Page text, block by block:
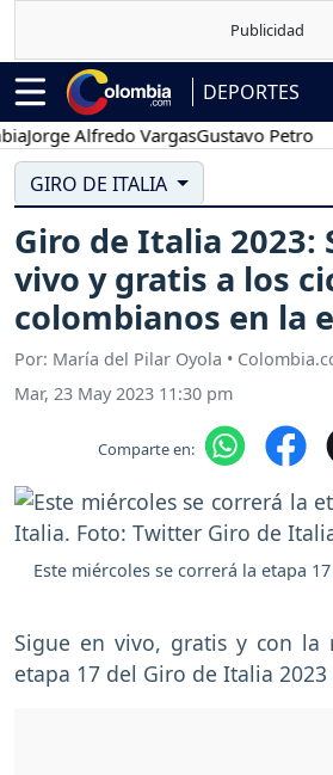
DEPORTES
Alfredo VargasGustavo Petro
GIRO DE ITALIA
Giro de Italia 2023:
vivo y gratis a los
colombianos en la
Por: María del Pilar Oyola •
Mar, 23 May 2023 11:30 pm
Comparte en:
Este miércoles se correrá la etapa
Sigue en vivo, gratis y con la
etapa 17 del Giro de Italia